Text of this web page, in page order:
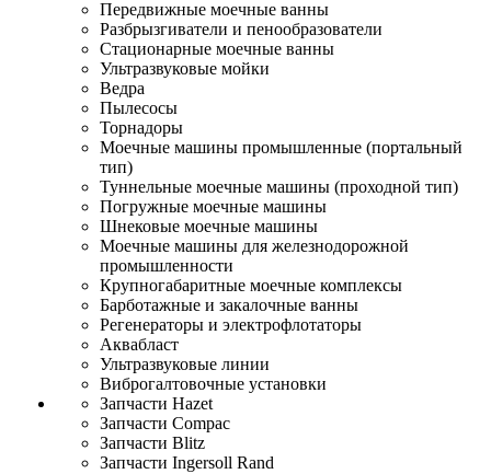
Передвижные моечные ванны
Разбрызгиватели и пенообразователи
Стационарные моечные ванны
Ультразвуковые мойки
Ведра
Пылесосы
Торнадоры
Моечные машины промышленные (портальный
тип)
Туннельные моечные машины (проходной тип)
Погружные моечные машины
Шнековые моечные машины
Моечные машины для железнодорожной
промышленности
Крупногабаритные моечные комплексы
Барботажные и закалочные ванны
Регенераторы и электрофлотаторы
Аквабласт
Ультразвуковые линии
Виброгалтовочные установки
Запчасти Hazet
Запчасти Compac
Запчасти Blitz
Запчасти Ingersoll Rand